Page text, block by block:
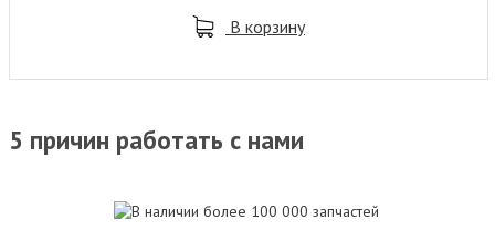
В корзину
5 причин работать с нами